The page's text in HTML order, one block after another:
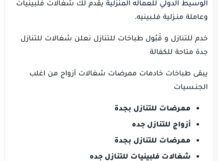
الوسيط الدولي للعماله المنزلية يقدم لك شغالات فلبينًيات
وعاملة منـزلية فلـبينيه.
خدم للتنازل و قَبُول طباخات للتنازل نعلن شغالات للتنازل
جدة متاحة للكفالة
يبقى طباخات خادمات ممرضات شغالات أزواج من اغلب
الجنـسيات
ممرضات للتنازل بجدة
أزواج للتنازل جده
ممرضات للتنازل بجدة
شغالات فلبينيات للتنازل جده